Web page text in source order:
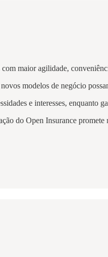
maior agilidade,
modelos de negócio
e interesses, enquanto
do Open Insurance promete